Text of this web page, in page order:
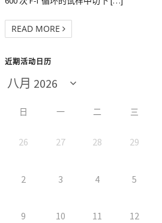
READ MORE
近期活动日历
日 一 二 三
26 27 28 29
2 3 4 5
9 10 11 12